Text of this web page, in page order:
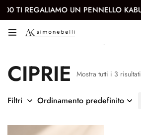
REGALIAMO UN PENNELLO KABUKI
CIPRIE Mostra tutti i 3 risultati
Filtri Ordinamento predefinito